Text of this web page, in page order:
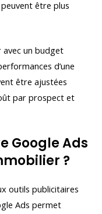
être plus
un budget
d’une
être ajustées
par prospect et
Google Ads
?
outils publicitaires
Ads permet